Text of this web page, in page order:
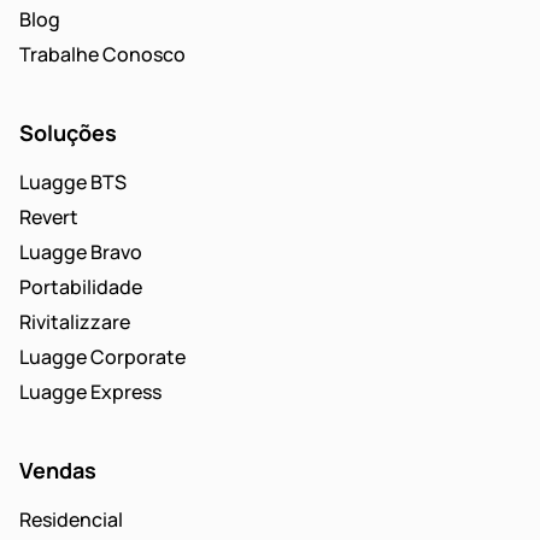
Blog
Trabalhe Conosco
Soluções
Luagge BTS
Revert
Luagge Bravo
Portabilidade
Rivitalizzare
Luagge Corporate
Luagge Express
Vendas
Residencial